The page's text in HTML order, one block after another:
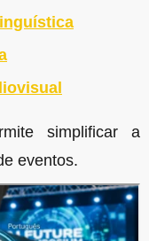
simplificar a
eventos.